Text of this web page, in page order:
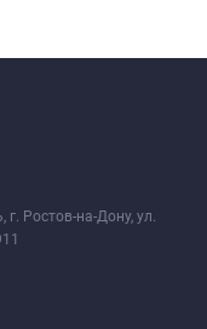
г. Ростов-на-Дону, ул.